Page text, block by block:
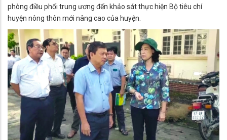
phòng điều phối trung ương đến khảo sát thực hiện Bộ tiêu chí
huyện nông thôn mới nâng cao của huyện.